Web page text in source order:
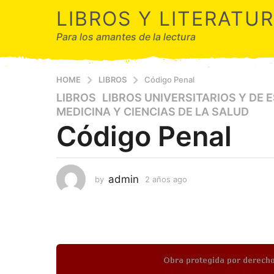
LIBROS Y
Para los amantes de la lectura
HOME LIBROS Código Penal
2
a
ñ
o
a
g
ñ
LIBROS ,LIBROS UNIVERSITARIOS Y DE
MEDICINA Y CIENCIAS DE LA SALUD
Código Penal
by admin 2 años ago
o